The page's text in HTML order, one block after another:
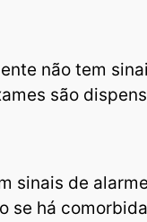
não tem
são
sinais de
se há